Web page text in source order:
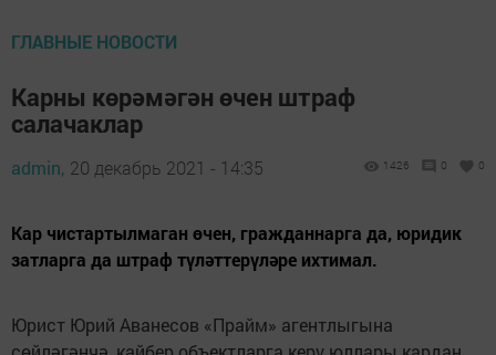
ГЛАВНЫЕ НОВОСТИ
Карны көрәмәгән өчен штраф
салачаклар
admin, 20 декабрь 2021 - 14:35 1426 0 0
Кар чистартылмаган өчен, гражданнарга да, юридик
затларга да штраф түләттерүләре ихтимал.
Юрист Юрий Аванесов «Прайм» агентлыгына